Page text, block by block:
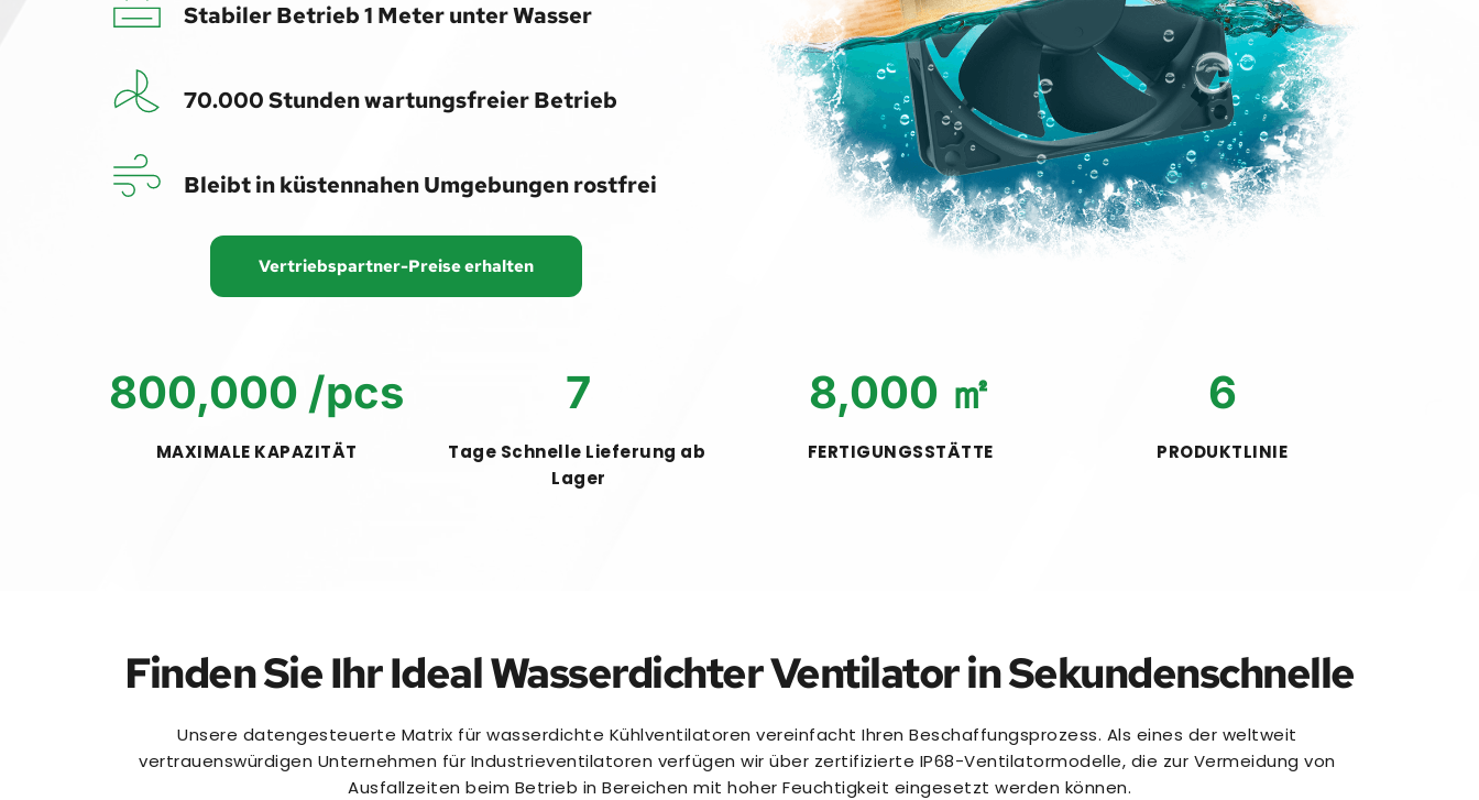
Stabiler Betrieb 1 Meter unter Wasser
70.000 Stunden wartungsfreier Betrieb
Bleibt in küstennahen Umgebungen rostfrei
Vertriebspartner-Preise erhalten
800,000 /pcs
MAXIMALE KAPAZITÄT
7
Tage Schnelle Lieferung ab
Lager
8,000 ㎡
FERTIGUNGSSTÄTTE
6
PRODUKTLINIE
Finden Sie Ihr Ideal Wasserdichter Ventilator in Sekundenschnelle
Unsere datengesteuerte Matrix für wasserdichte Kühlventilatoren vereinfacht Ihren Beschaffungsprozess. Als eines der weltweit
vertrauenswürdigen Unternehmen für Industrieventilatoren verfügen wir über zertifizierte IP68-Ventilatormodelle, die zur Vermeidung von
Ausfallzeiten beim Betrieb in Bereichen mit hoher Feuchtigkeit eingesetzt werden können.